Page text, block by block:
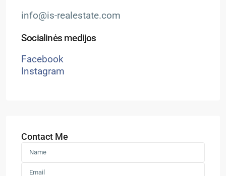
info@is-realestate.com
Socialinės medijos
Facebook
Instagram
Contact Me